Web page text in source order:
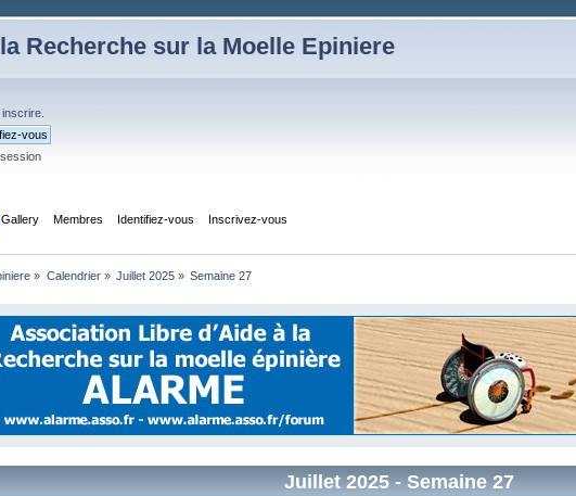
Recherche sur la Moelle Epiniere
Gallery Membres Identifiez-vous Inscrivez-vous
» Calendrier» Juillet 2025» Semaine 27
Juillet 2025- Semaine 27